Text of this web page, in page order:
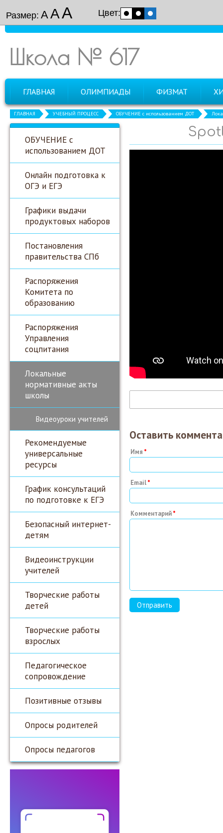
Размер: ААА Цвет:
Школа № 617
ГЛАВНАЯ ОЛИМПИАДЫ ФИЗМАТ
ГЛАВНАЯ УЧЕБНЫЙ ПРОЦЕСС ОБУЧЕНИЕ с использованием ДОТ
ОБУЧЕНИЕ с
использованием ДОТ
Онлайн подготовка к
ОГЭ и ЕГЭ
Графики выдачи
продуктовых наборов
Постановления
правительства СПб
Распоряжения
Комитета по
образованию
Распоряжения
Управления
соцпитания
Локальные
нормативные акты
школы
Видеоуроки учителей
Рекомендуемые
универсальные
ресурсы
График консультаций
по подготовке к ЕГЭ
Безопасный интернет-
детям
Видеоинструкции
учителей
Творческие работы
детей
Творческие работы
взрослых
Педагогическое
сопровождение
Позитивные отзывы
Опросы родителей
Опросы педагогов
Оставить
Имя
Email
Комментарий